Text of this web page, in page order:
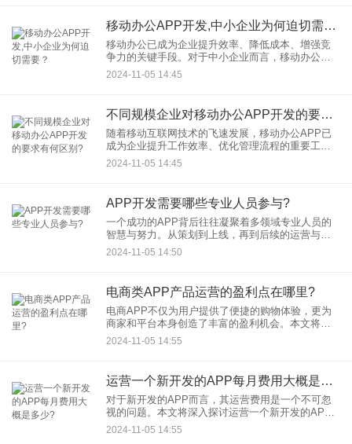
移动办公APP开发,中小企业为何迫切需要？‌
移动办公已成为企业提升效率、降低成本、增强竞
争力的关键手段。对于中小企业而言，移动办公
APP开发与应用更是迫在眉睫。本文将深入探讨中
小企业为何迫切需要移动办公APP，以及这一趋势
2024-11-05 14:45
不同规模企业对移动办公APP开发的要求有何区别?
随着移动互联网技术的飞速发展，移动办公APP已
成为企业提升工作效率、优化管理流程的重要工
具。然而，不同规模的企业在移动办公APP开发需
求上存在着显著的差异。本文将从跨国集团、大型
2024-11-05 14:45
APP开发需要哪些专业人员参与?
一个成功的APP背后往往凝聚着多领域专业人员的
智慧与努力。从策划到上线，再到后续的运营与维
护，APP开发的全生命周期都需要不同角色的专业
人员紧密协作。本文将详细介绍APP开发过程中不
2024-11-05 14:50
电商类APP产品运营的盈利点在哪里?
电商APP不仅为用户提供了便捷的购物体验，更为
商家和平台本身创造了丰富的盈利机会。本文将从
多个维度探讨电商类APP产品运营的盈利点。 ‌ 一、
商品销售收入‌ 商品销售收入是电商
2024-11-05 14:55
运营一个新开发的APP每月费用大概是多少?
对于新开发的APP而言，其运营费用是一个不可忽
视的问题。本文将深入探讨运营一个新开发的APP
每月可能产生的费用，并分析这些费用的构成和影
响因素，以期为开发者提供有价值的参考。
2024-11-05 14:55